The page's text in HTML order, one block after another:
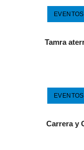
EVENTOS
Tamra
EVENTOS
Carrera y